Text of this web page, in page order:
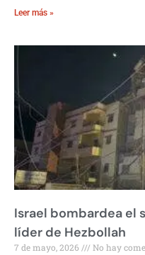
Leer más »
Israel bombardea el
líder de Hezbollah
7 de mayo, 2026 No hay